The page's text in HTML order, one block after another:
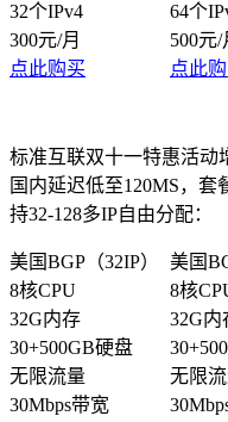
32个IPv4
64个
300元/月
500元/
点此购买
点此
标准互联双十一特惠活动
国内延迟低至120MS，套
持32-128多IP自由分配：
美国BGP（32IP） 美国
8核CPU
8核
32G内存
32G内
30+500GB硬盘
无限流量
无限
30Mbps带宽